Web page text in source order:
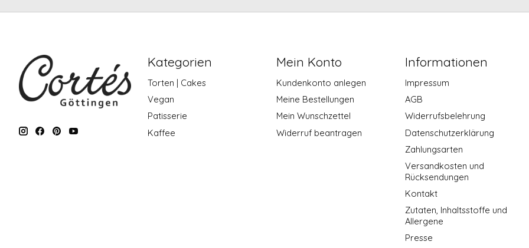
Kategorien
Torten | Cakes
Vegan
Patisserie
Kaffee
Mein Konto
Kundenkonto anlegen
Meine Bestellungen
Mein Wunschzettel
Widerruf beantragen
Informationen
Impressum
AGB
Widerrufsbelehrung
Datenschutzerklärung
Zahlungsarten
Versandkosten und
Rücksendungen
Kontakt
Zutaten, Inhaltsstoffe und
Allergene
Presse